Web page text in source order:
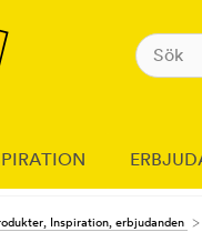
Inspiration, erbjudanden